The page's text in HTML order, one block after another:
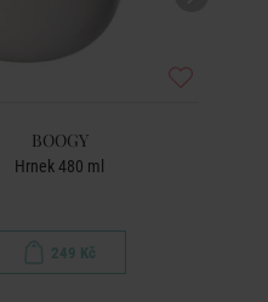
BOOGY
Hrnek 480 ml
249 Kč